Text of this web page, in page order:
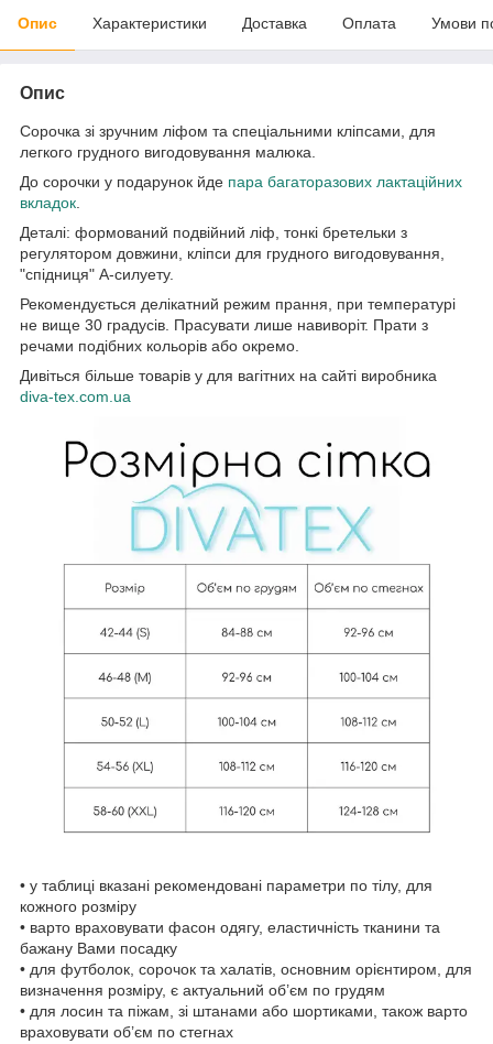
Опис Характеристики Доставка Оплата Умови
Опис
Сорочка зі зручним ліфом та спеціальними кліпсами, для
легкого грудного вигодовування малюка.
До сорочки у подарунок йде пара багаторазових лактаційних
вкладок
Деталі: формований подвійний ліф, тонкі бретельки з
регулятором довжини, кліпси для грудного вигодовування,
"спідниця" А-силуету.
Рекомендується делікатний режим прання, при температурі
не вище 30 градусів. Прасувати лише навиворіт. Прати з
речами подібних кольорів або окремо.
Дивіться більше товарів у для вагітних на сайті виробника
diva-tex.com.ua
• у таблиці вказані рекомендовані параметри по тілу, для
кожного розміру
• варто враховувати фасон одягу, еластичність тканини та
бажану Вами посадку
• для футболок, сорочок та халатів, основним орієнтиром, для
визначення розміру, є актуальний об’єм по грудям
• для лосин та піжам, зі штанами або шортиками, також варто
враховувати об’єм по стегнах